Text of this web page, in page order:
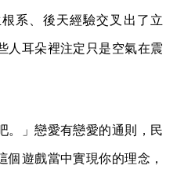
系、後天經驗交叉出了立
人耳朵裡注定只是空氣在震
。」戀愛有戀愛的通則，民
個遊戲當中實現你的理念，